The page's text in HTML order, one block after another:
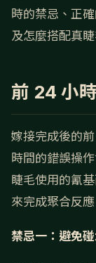
時的禁忌、正
及怎麼搭配真
前 24 小
嫁接完成後的
時間的錯誤操
睫毛使用的氰
來完成聚合反
禁忌一：避免